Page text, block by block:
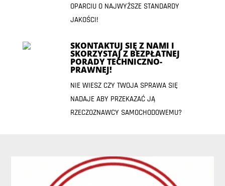
OPARCIU O NAJWYŻSZE STANDARDY
JAKOŚCI!
SKONTAKTUJ SIĘ Z NAMI I
SKORZYSTAJ Z BEZPŁATNEJ
PORADY TECHNICZNO-
PRAWNEJ!
NIE WIESZ CZY TWOJA SPRAWA SIĘ
NADAJE ABY PRZEKAZAĆ JĄ
RZECZOZNAWCY SAMOCHODOWEMU?